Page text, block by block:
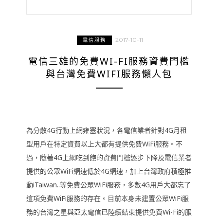
電信服務 2017-10-11
電信三雄的免費WI-FI服務資費門檻
與台灣免費WIFI服務懶人包
為分散4G行動上網雍塞狀況，各電信業者針對4G月租
型用戶在特定資費以上大都有提供免費WiFi服務。不
過，隨著4G上網吃到飽的資費門檻逐步下降及電信業者
提供的公眾WiFi網速低於4G網速，加上台灣政府積極推
動iTaiwan..等免費公眾WiFi服務，多數4G用戶大都忘了
這項免費WiFi服務的存在。目前本身未建置公眾WiFi服
務的台灣之星與亞太電信已陸續結束提供免費Wi-Fi的服